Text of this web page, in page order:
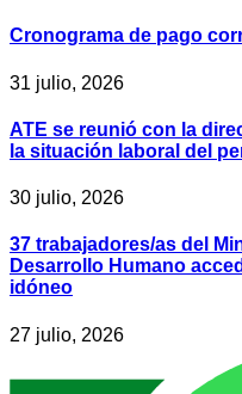
Cronograma de pago
31 julio, 2026
ATE se reunió con la
la situación laboral del
30 julio, 2026
37 trabajadores/as del
Desarrollo Humano
idóneo
27 julio, 2026